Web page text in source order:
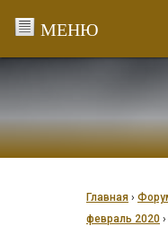
Главная ›
февраль 2020 ›